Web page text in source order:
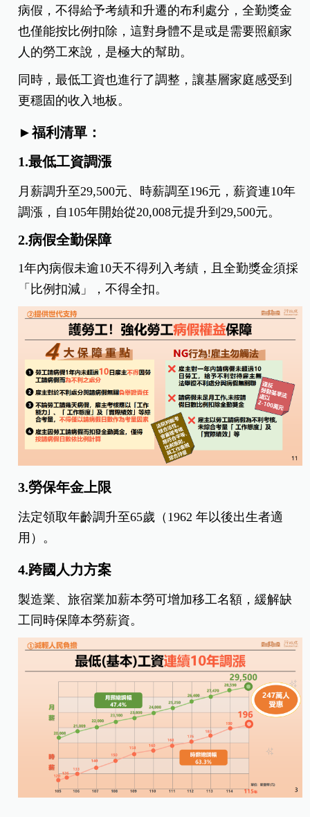
病假，不得給予考績和升遷的布利處分，全勤獎金
也僅能按比例扣除，這對身體不是或是需要照顧家
人的勞工來說，是極大的幫助。
同時，最低工資也進行了調整，讓基層家庭感受到
更穩固的收入地板。
►福利清單：
1.最低工資調漲
月薪調升至29,500元、時薪調至196元，薪資連10年
調漲，自105年開始從20,008元提升到29,500元。
2.病假全勤保障
1年內病假未逾10天不得列入考績，且全勤獎金須採
「比例扣減」，不得全扣。
3.勞保年金上限
法定領取年齡調升至65歲（1962 年以後出生者適
用）。
4.跨國人力方案
製造業、旅宿業加薪本勞可增加移工名額，緩解缺
工同時保障本勞薪資。